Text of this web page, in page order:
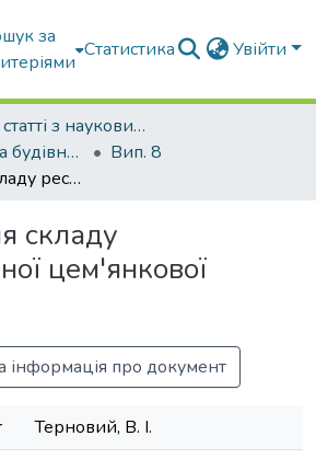
за
Статистика Увійти
Вибрані статті з наукових збірників КНУБА
Теорія і практика будівництва
Вип. 8
Дослідження складу реставраційної цем'янкової штукатурки
складу
цем'янкової
інформація про документ
Терновий, В. І.